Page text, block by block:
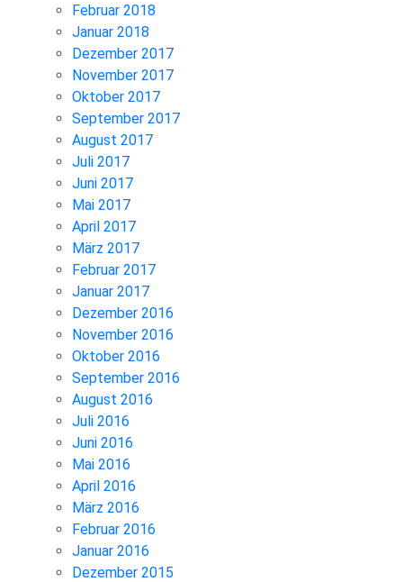
Februar 2018
Januar 2018
Dezember 2017
November 2017
Oktober 2017
September 2017
August 2017
Juli 2017
Juni 2017
Mai 2017
April 2017
März 2017
Februar 2017
Januar 2017
Dezember 2016
November 2016
Oktober 2016
September 2016
August 2016
Juli 2016
Juni 2016
Mai 2016
April 2016
März 2016
Februar 2016
Januar 2016
Dezember 2015